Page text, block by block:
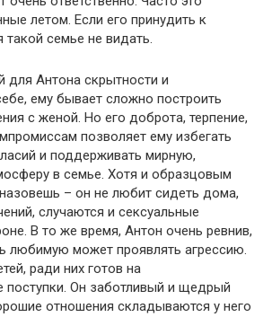
летом. Если его принудить к
такой семье не видать.
для Антона скрытности и
ему бывает сложно построить
с женой. Но его доброта, терпение,
позволяет ему избегать
и поддерживать мирную,
в семье. Хотя и образцовым
– он не любит сидеть дома,
случаются и сексуальные
В то же время, Антон очень ревнив,
любимую может проявлять агрессию.
ради них готов на
поступки. Он заботливый и щедрый
отношения складываются у него